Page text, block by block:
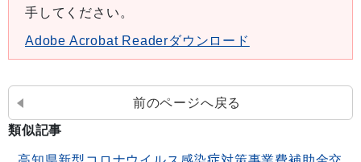
手してください。
Adobe Acrobat Readerダウンロード
前のページへ戻る
類似記事